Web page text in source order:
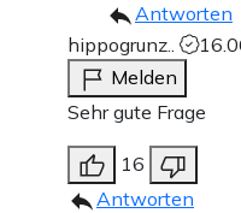
Antworten
hippogrunz..
Melden
Sehr gute Frage
16
Antworten